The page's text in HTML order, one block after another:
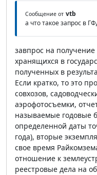
Сообщение от vtb
а что такое запрос в
завпрос на
хранящихся в
полученных в
Если кратко, то это
совхозов,
аэрофотосъемки,
называемые годовые
определенной даты
года), вторые
свое время
отношение к
реестровые дела на